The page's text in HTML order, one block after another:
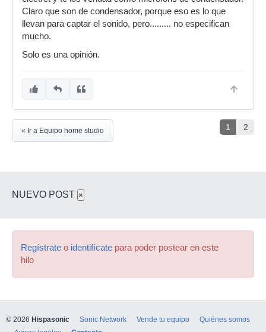
Claro que son de condensador, porque eso es lo que
llevan para captar el sonido, pero......... no especifican
mucho.
Solo es una opinión.
1 2
« Ir a Equipo home studio
NUEVO POST ×
Regístrate o identifícate para poder postear en este
hilo
© 2026 Hispasonic Sonic Network Vende tu equipo
Quiénes somos